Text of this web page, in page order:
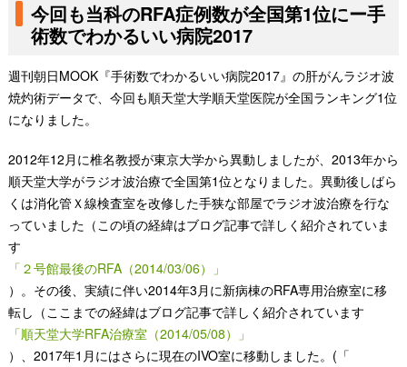
今回も当科のRFA症例数が全国第1位にー手
術数でわかるいい病院2017
週刊朝日MOOK『手術数でわかるいい病院2017』の肝がんラジオ波
焼灼術データで、今回も順天堂大学順天堂医院が全国ランキング1位
になりました。
2012年12月に椎名教授が東京大学から異動しましたが、2013年から
順天堂大学がラジオ波治療で全国第1位となりました。異動後しばら
くは消化管Ｘ線検査室を改修した手狭な部屋でラジオ波治療を行な
っていました（この頃の経緯はブログ記事で詳しく紹介されていま
す
「２号館最後のRFA（2014/03/06）」
）。その後、実績に伴い2014年3月に新病棟のRFA専用治療室に移
転し（ここまでの経緯はブログ記事で詳しく紹介されています
「順天堂大学RFA治療室（2014/05/08）」
）、2017年1月にはさらに現在のIVO室に移動しました。(「